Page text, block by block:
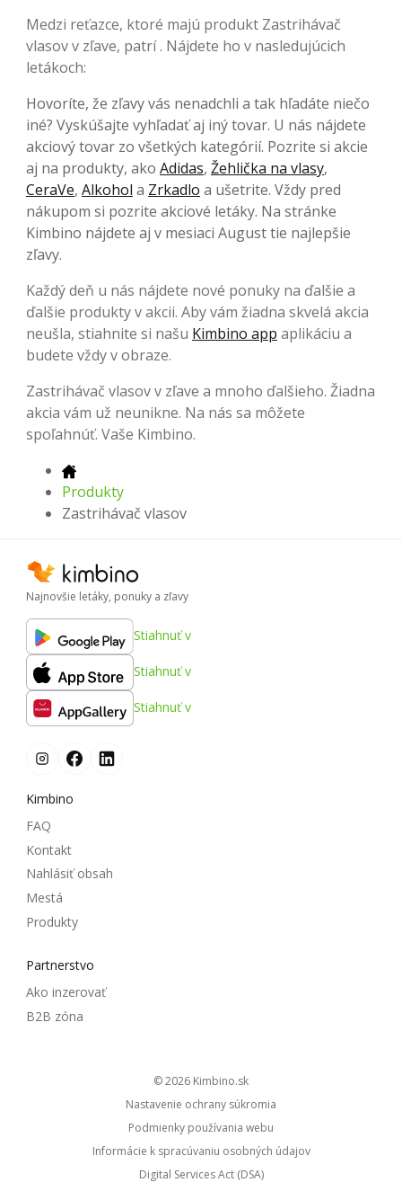
Medzi reťazce, ktoré majú produkt Zastrihávač
vlasov v zľave, patrí . Nájdete ho v nasledujúcich
letákoch:
Hovoríte, že zľavy vás nenadchli a tak hľadáte niečo
iné? Vyskúšajte vyhľadať aj iný tovar. U nás nájdete
akciový tovar zo všetkých kategórií. Pozrite si akcie
aj na produkty, ako Adidas, Žehlička na vlasy,
CeraVe, Alkohol a Zrkadlo a ušetrite. Vždy pred
nákupom si pozrite akciové letáky. Na stránke
Kimbino nájdete aj v mesiaci August tie najlepšie
zľavy.
Každý deň u nás nájdete nové ponuky na ďalšie a
ďalšie produkty v akcii. Aby vám žiadna skvelá akcia
neušla, stiahnite si našu Kimbino app aplikáciu a
budete vždy v obraze.
Zastrihávač vlasov v zľave a mnoho ďalšieho. Žiadna
akcia vám už neunikne. Na nás sa môžete
spoľahnúť. Vaše Kimbino.
Produkty
Zastrihávač vlasov
Najnovšie letáky, ponuky a zľavy
Stiahnuť v
Stiahnuť v
Stiahnuť v
Kimbino
FAQ
Kontakt
Nahlásiť obsah
Mestá
Produkty
Partnerstvo
Ako inzerovať
B2B zóna
© 2026
kimbino.sk
Nastavenie ochrany súkromia
Podmienky používania webu
Informácie k spracúvaniu osobných údajov
Digital Services Act (DSA)